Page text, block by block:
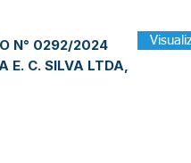
N° 0292/2024
E. C. SILVA LTDA,